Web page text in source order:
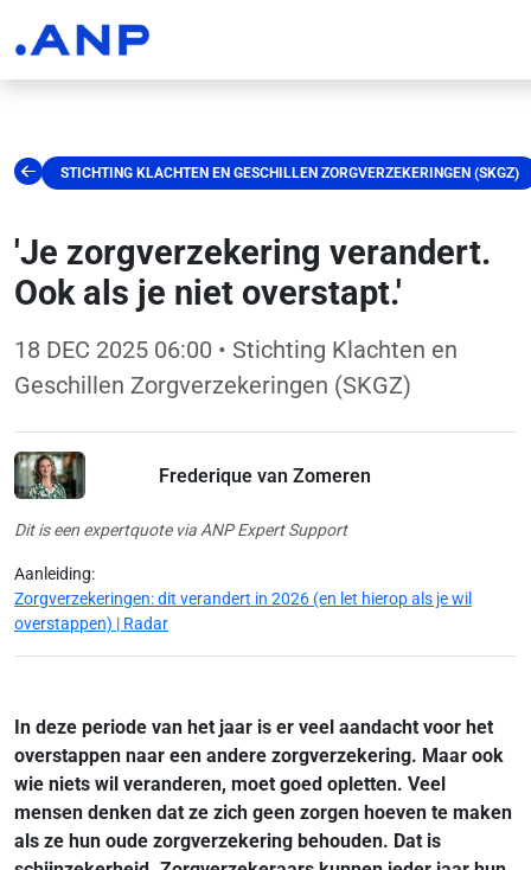
STICHTING KLACHTEN EN GESCHILLEN ZORGVERZEKERINGEN (SKGZ)
'Je zorgverzekering verandert.
Ook als je niet overstapt.'
18 DEC 2025 06:00 • Stichting Klachten en
Geschillen Zorgverzekeringen (SKGZ)
Frederique van Zomeren
Dit is een expertquote via ANP Expert Support
Aanleiding:
Zorgverzekeringen: dit verandert in 2026 (en let hierop als je wil
overstappen) | Radar
In deze periode van het jaar is er veel aandacht voor het
overstappen naar een andere zorgverzekering. Maar ook
wie niets wil veranderen, moet goed opletten. Veel
mensen denken dat ze zich geen zorgen hoeven te maken
als ze hun oude zorgverzekering behouden. Dat is